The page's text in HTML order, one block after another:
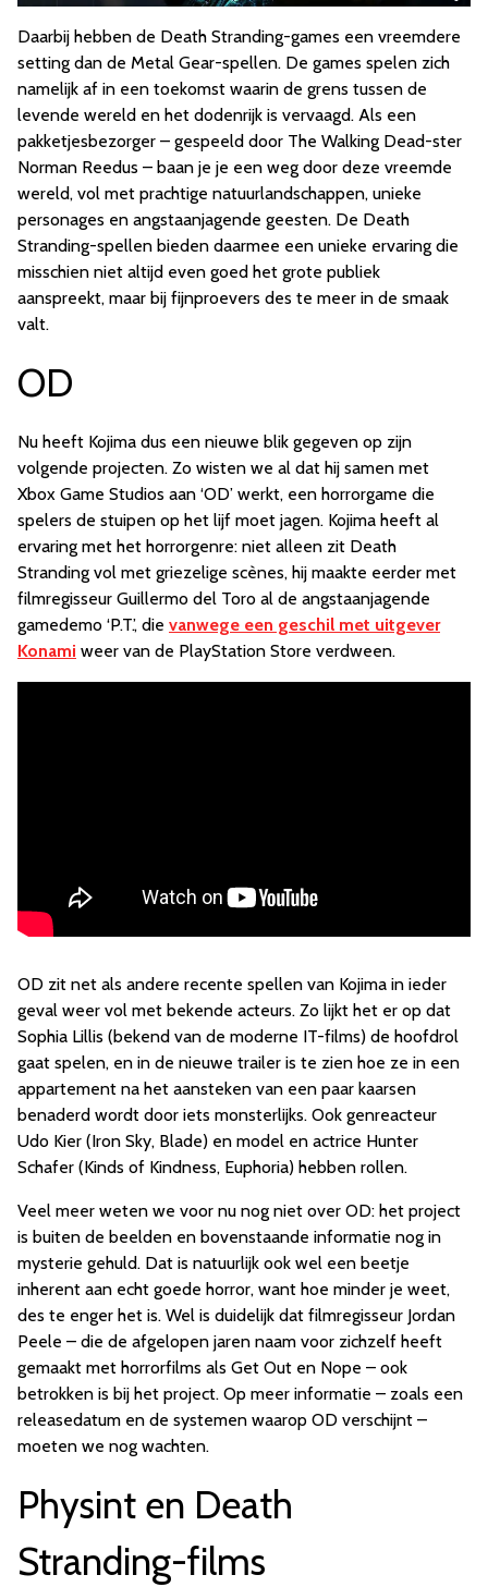
Daarbij hebben de Death Stranding-games een vreemdere
setting dan de Metal Gear-spellen. De games spelen zich
namelijk af in een toekomst waarin de grens tussen de
levende wereld en het dodenrijk is vervaagd. Als een
pakketjesbezorger – gespeeld door The Walking Dead-ster
Norman Reedus – baan je je een weg door deze vreemde
wereld, vol met prachtige natuurlandschappen, unieke
personages en angstaanjagende geesten. De Death
Stranding-spellen bieden daarmee een unieke ervaring die
misschien niet altijd even goed het grote publiek
aanspreekt, maar bij fijnproevers des te meer in de smaak
valt.
OD
Nu heeft Kojima dus een nieuwe blik gegeven op zijn
volgende projecten. Zo wisten we al dat hij samen met
Xbox Game Studios aan ‘OD’ werkt, een horrorgame die
spelers de stuipen op het lijf moet jagen. Kojima heeft al
ervaring met het horrorgenre: niet alleen zit Death
Stranding vol met griezelige scènes, hij maakte eerder met
filmregisseur Guillermo del Toro al de angstaanjagende
gamedemo ‘P.T.’, die vanwege een geschil met uitgever
Konami weer van de PlayStation Store verdween.
OD zit net als andere recente spellen van Kojima in ieder
geval weer vol met bekende acteurs. Zo lijkt het er op dat
Sophia Lillis (bekend van de moderne IT-films) de hoofdrol
gaat spelen, en in de nieuwe trailer is te zien hoe ze in een
appartement na het aansteken van een paar kaarsen
benaderd wordt door iets monsterlijks. Ook genreacteur
Udo Kier (Iron Sky, Blade) en model en actrice Hunter
Schafer (Kinds of Kindness, Euphoria) hebben rollen.
Veel meer weten we voor nu nog niet over OD: het project
is buiten de beelden en bovenstaande informatie nog in
mysterie gehuld. Dat is natuurlijk ook wel een beetje
inherent aan echt goede horror, want hoe minder je weet,
des te enger het is. Wel is duidelijk dat filmregisseur Jordan
Peele – die de afgelopen jaren naam voor zichzelf heeft
gemaakt met horrorfilms als Get Out en Nope – ook
betrokken is bij het project. Op meer informatie – zoals een
releasedatum en de systemen waarop OD verschijnt –
moeten we nog wachten.
Physint en Death
Stranding-films